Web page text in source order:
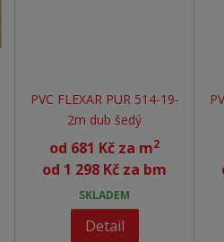
PVC FLEXAR PUR 514-19-
2m dub šedý
od 681 Kč za m2
od 1 298 Kč za bm
SKLADEM
Detail